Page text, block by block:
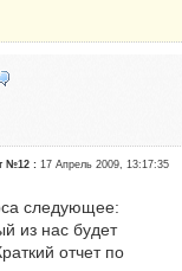
№12 :17 Апрель 2009, 13:17:35
следующее:
из нас будет
отчет по